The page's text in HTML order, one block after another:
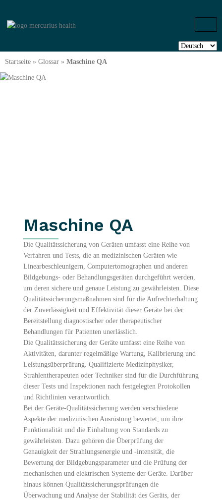
Startseite » Glossar » Maschine QA
Maschine QA
Die Qualitätssicherung von Geräten umfasst eine Reihe von
Verfahren und Tests, die an medizinischen Geräten wie
Linearbeschleunigern, Computertomographen und anderen
Bildgebungs- oder Behandlungsgeräten durchgeführt werden,
um deren sichere und genaue Leistung zu gewährleisten. Diese
Qualitätssicherungsmaßnahmen sind für die Aufrechterhaltung
der Zuverlässigkeit und Effektivität dieser Geräte bei der
Bereitstellung diagnostischer oder therapeutischer
Behandlungen für Patienten unerlässlich.
Die Qualitätssicherung der Geräte umfasst eine Reihe von
Aktivitäten, darunter regelmäßige Wartung, Kalibrierung und
Leistungsüberprüfung. Qualifizierte Medizinphysiker,
Strahlentherapeuten oder Techniker sind für die Durchführung
dieser Tests und Inspektionen nach festgelegten Protokollen
und Richtlinien verantwortlich.
Bei der Geräte-Qualitätssicherung werden verschiedene
Aspekte der medizinischen Ausrüstung bewertet, um ihre
Funktionalität und die Einhaltung von Standards zu
gewährleisten. Dazu gehören die Überprüfung der
Genauigkeit der Strahlungsenergie und -intensität, die
Bewertung der Bildgebungsparameter und die Prüfung der
mechanischen und elektrischen Systeme der Geräte. Darüber
hinaus können Qualitätssicherungsprüfungen die
Überwachung und Analyse der Stabilität des Geräts, der